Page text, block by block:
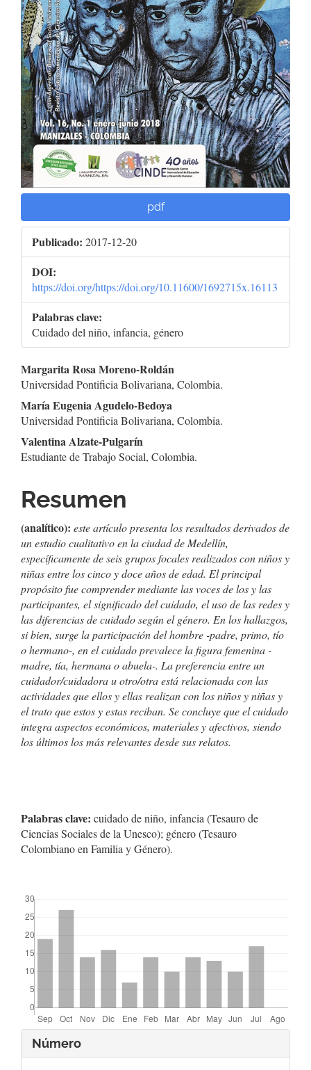
pdf
Publicado: 2017-12-20
DOI:
https://doi.org/https://doi.org/10.11600/1692715x.16113
Palabras clave:
Cuidado del niño, infancia, género
Contenido
principal
del
artículo
Margarita Rosa Moreno-Roldán
Universidad Pontificia Bolivariana, Colombia.
María Eugenia Agudelo-Bedoya
Universidad Pontificia Bolivariana, Colombia.
Valentina Alzate-Pulgarín
Estudiante de Trabajo Social, Colombia.
Resumen
(analítico): este artículo presenta los resultados derivados de
un estudio cualitativo en la ciudad de Medellín,
específicamente de seis grupos focales realizados con niños y
niñas entre los cinco y doce años de edad. El principal
propósito fue comprender mediante las voces de los y las
participantes, el significado del cuidado, el uso de las redes y
las diferencias de cuidado según el género. En los hallazgos,
si bien, surge la participación del hombre -padre, primo, tío
o hermano-, en el cuidado prevalece la figura femenina -
madre, tía, hermana o abuela-. La preferencia entre un
cuidador/cuidadora u otro/otra está relacionada con las
actividades que ellos y ellas realizan con los niños y niñas y
el trato que estos y estas reciban. Se concluye que el cuidado
integra aspectos económicos, materiales y afectivos, siendo
los últimos los más relevantes desde sus relatos.
Palabras clave: cuidado de niño, infancia (Tesauro de
Ciencias Sociales de la Unesco); género (Tesauro
Colombiano en Familia y Género).
Detalles
Número